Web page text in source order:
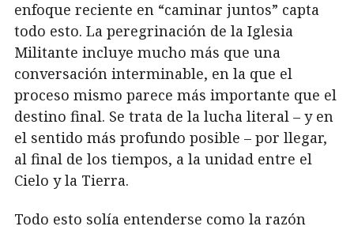
enfoque reciente en “caminar juntos” capta
todo esto. La peregrinación de la Iglesia
Militante incluye mucho más que una
conversación interminable, en la que el
proceso mismo parece más importante que el
destino final. Se trata de la lucha literal – y en
el sentido más profundo posible – por llegar,
al final de los tiempos, a la unidad entre el
Cielo y la Tierra.
Todo esto solía entenderse como la razón